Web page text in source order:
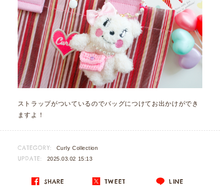
ストラップがついているのでバッグにつけてお出かけができ
ますよ！
CATEGORY: Curly Collection
UPDATE: 2025.03.02 15:13
SHARE TWEET LINE